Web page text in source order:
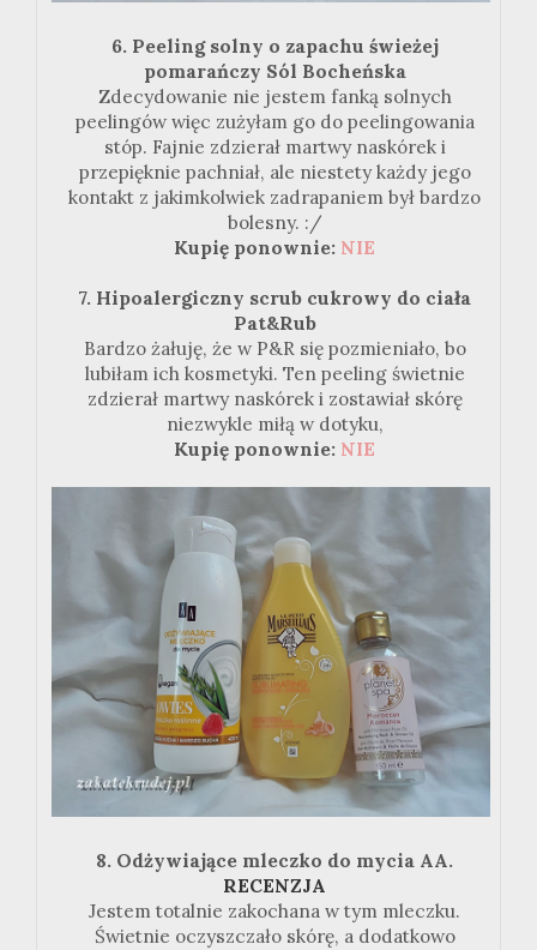
6. Peeling solny o zapachu świeżej
pomarańczy Sól Bocheńska
Zdecydowanie nie jestem fanką solnych
peelingów więc zużyłam go do peelingowania
stóp. Fajnie zdzierał martwy naskórek i
przepięknie pachniał, ale niestety każdy jego
kontakt z jakimkolwiek zadrapaniem był bardzo
bolesny. :/
Kupię ponownie: NIE
7. Hipoalergiczny scrub cukrowy do ciała
Pat&Rub
Bardzo żałuję, że w P&R się pozmieniało, bo
lubiłam ich kosmetyki. Ten peeling świetnie
zdzierał martwy naskórek i zostawiał skórę
niezwykle miłą w dotyku,
Kupię ponownie: NIE
8. Odżywiające mleczko do mycia AA.
RECENZJA
Jestem totalnie zakochana w tym mleczku.
Świetnie oczyszczało skórę, a dodatkowo